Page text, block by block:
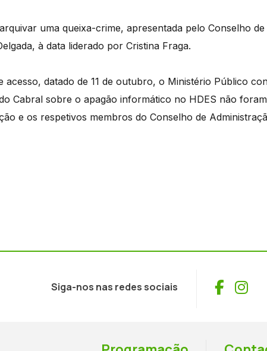
uma queixa-crime, apresentada pelo Conselho de
à data liderado por Cristina Fraga.
acesso, datado de 11 de outubro, o Ministério Público
Cabral sobre o apagão informático no HDES não
e os respetivos membros do Conselho de
Siga-nos nas redes sociais